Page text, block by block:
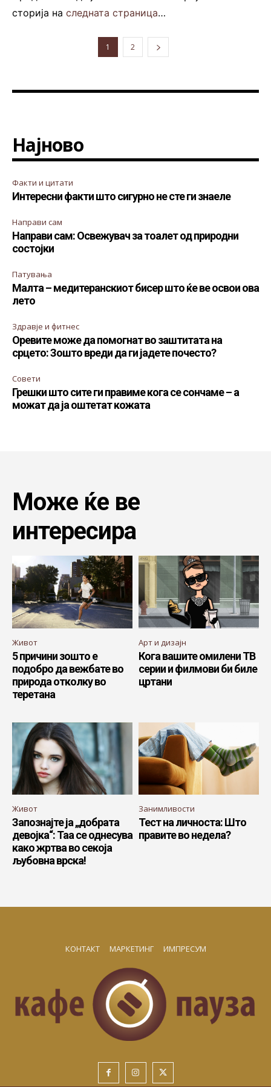
сторија на следната страница…
1 2
Најново
Факти и цитати
Интересни факти што сигурно не сте ги знаеле
Направи сам
Направи сам: Освежувач за тоалет од природни
состојки
Патувања
Малта – медитеранскиот бисер што ќе ве освои ова
лето
Здравје и фитнес
Оревите може да помогнат во заштитата на
срцето: Зошто вреди да ги јадете почесто?
Совети
Грешки што сите ги правиме кога се сончаме – а
можат да ја оштетат кожата
Може ќе ве
интересира
Живот
5 причини зошто е
подобро да вежбате во
природа отколку во
теретана
Арт и дизајн
Кога вашите омилени ТВ
серии и филмови би биле
цртани
Живот
Запознајте ја „добрата
девојка“: Таа се однесува
како жртва во секоја
љубовна врска!
Занимливости
Тест на личноста: Што
правите во недела?
КОНТАКТ МАРКЕТИНГ ИМПРЕСУМ